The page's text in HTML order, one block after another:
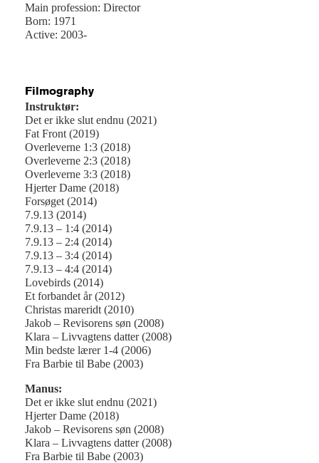
Main profession: Director
Born: 1971
Active: 2003-
Filmography
Instruktør:
Det er ikke slut endnu (2021)
Fat Front (2019)
Overleverne 1:3 (2018)
Overleverne 2:3 (2018)
Overleverne 3:3 (2018)
Hjerter Dame (2018)
Forsøget (2014)
7.9.13 (2014)
7.9.13 – 1:4 (2014)
7.9.13 – 2:4 (2014)
7.9.13 – 3:4 (2014)
7.9.13 – 4:4 (2014)
Lovebirds (2014)
Et forbandet år (2012)
Christas mareridt (2010)
Jakob – Revisorens søn (2008)
Klara – Livvagtens datter (2008)
Min bedste lærer 1-4 (2006)
Fra Barbie til Babe (2003)
Manus:
Det er ikke slut endnu (2021)
Hjerter Dame (2018)
Jakob – Revisorens søn (2008)
Klara – Livvagtens datter (2008)
Fra Barbie til Babe (2003)